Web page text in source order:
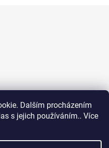
Dalším procházením
s jejich používáním.. Více